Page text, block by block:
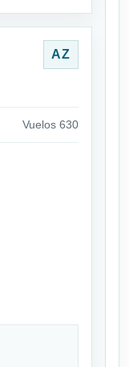
AZ
Vuelos 630